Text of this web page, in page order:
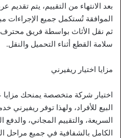
بعد الانتهاء من التقييم، يتم
الموافقة تُستكمل جميع الإجراءات
ثم نقل الأثاث بواسطة فريق
سلامة القطع أثناء التحميل والنقل.
مزايا اختيار ريفيرني
اختيار شركة متخصصة يمنحك
البيع للأفراد، ولهذا توفر ريفيرني
السريعة، والتقييم المجاني، والدفع
الكامل بالشفافية في جميع مراحل